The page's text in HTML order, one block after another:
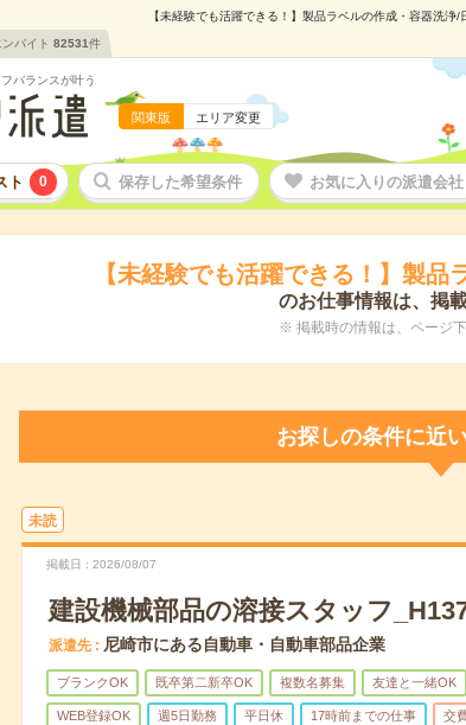
【未経験でも活躍できる！】製品ラベルの作成・容器洗
ンバイト 82531件
バランスが叶う
関東版 エリア変更
ト 0 保存した希望条件 お気に入りの派遣会社
【未経験でも活躍できる！】製
のお仕事情報は、掲
※ 掲載時の情報は、ページ
お探しの条件に近
未読
掲載日 2026/08/07
建設機械部品の溶接スタッフ
派遣先 尼崎市にある自動車・自動車部品企業
ブランクOK 既卒第二新卒OK 複数名募集 友達と一緒OK
WEB登録OK 週5日勤務 平日休 17時前までの仕事 交